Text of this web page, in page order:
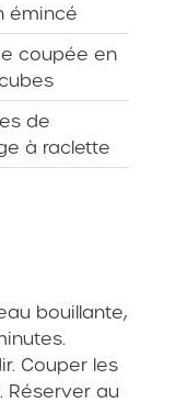
émincé
coupée en
de
à raclette
bouillante,
Couper les
Réserver au